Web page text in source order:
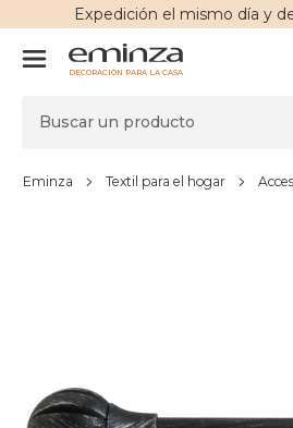
Expedición el mismo día y
DECORACIÓN PARA LA CASA
Eminza Textil para el hogar